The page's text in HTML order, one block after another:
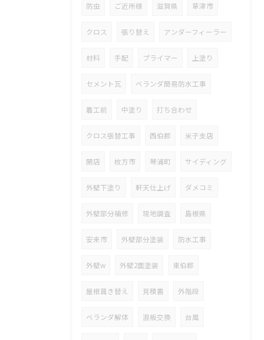
防虫 ご近所様 滋賀県 草津市
クロス 張り替え アンダーフィーラー
材料 手配 プライマー 上塗り
セメント瓦 ベランダ簡易防水工事
着工前 中塗り 打ち合わせ
クロス張替工事 西伯郡 米子支店
開店 枚方市 琴浦町 サイディング
外壁下塗り 軒天仕上げ ダメコミ
外壁部分補修 現地調査 島根県
安来市 外壁部分塗装 防水工事
外壁w 外壁2面塗装 東伯郡
屋根葺き替え 見積書 外階段
ベランダ解体 浪板交換 台風